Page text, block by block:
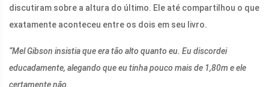
discutiram sobre a altura do último. Ele até compartilhou o que
exatamente aconteceu entre os dois em seu livro.
“Mel Gibson insistia que era tão alto quanto eu. Eu discordei
educadamente, alegando que eu tinha pouco mais de 1,80m e ele
certamente não.